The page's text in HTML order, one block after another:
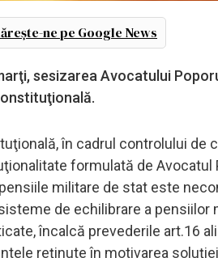
ne pe Google News
sesizarea Avocatului
în cadrul controlului de
formulată de Avocatul
militare de stat este
de echilibrare a pensiilor
încalcă prevederile art.16
reţinute în motivarea